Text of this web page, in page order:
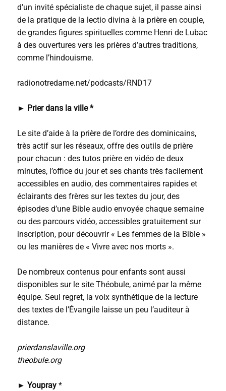
d’un invité spécialiste de chaque sujet, il passe ainsi
de la pratique de la lectio divina à la prière en couple,
de grandes figures spirituelles comme Henri de Lubac
à des ouvertures vers les prières d’autres traditions,
comme l’hindouisme.
radionotredame.net/podcasts/RND17
► Prier dans la ville *
Le site d’aide à la prière de l’ordre des dominicains,
très actif sur les réseaux, offre des outils de prière
pour chacun : des tutos prière en vidéo de deux
minutes, l’office du jour et ses chants très facilement
accessibles en audio, des commentaires rapides et
éclairants des frères sur les textes du jour, des
épisodes d’une Bible audio envoyée chaque semaine
ou des parcours vidéo, accessibles gratuitement sur
inscription, pour découvrir « Les femmes de la Bible »
ou les manières de « Vivre avec nos morts ».
De nombreux contenus pour enfants sont aussi
disponibles sur le site Théobule, animé par la même
équipe. Seul regret, la voix synthétique de la lecture
des textes de l’Évangile laisse un peu l’auditeur à
distance.
prierdanslaville.org
theobule.org
► Youpray*